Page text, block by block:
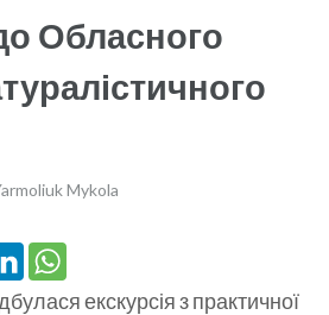
Обласного
Mykola
екскурсія з практичної